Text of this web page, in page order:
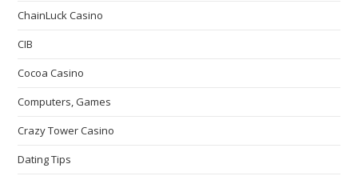
ChainLuck Casino
CIB
Cocoa Casino
Computers, Games
Crazy Tower Сasino
Dating Tips